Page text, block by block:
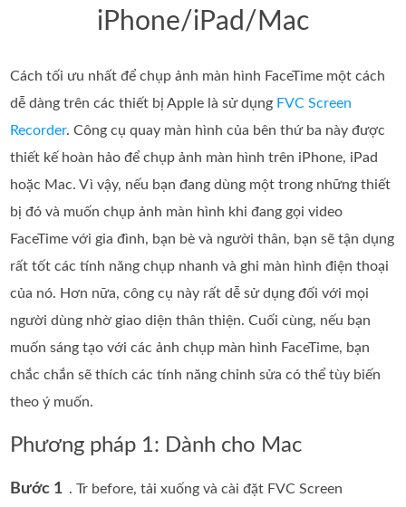
iPhone/iPad/Mac
Cách tối ưu nhất để chụp ảnh màn hình FaceTime một cách
dễ dàng trên các thiết bị Apple là sử dụng FVC Screen
Recorder. Công cụ quay màn hình của bên thứ ba này được
thiết kế hoàn hảo để chụp ảnh màn hình trên iPhone, iPad
hoặc Mac. Vì vậy, nếu bạn đang dùng một trong những thiết
bị đó và muốn chụp ảnh màn hình khi đang gọi video
FaceTime với gia đình, bạn bè và người thân, bạn sẽ tận dụng
rất tốt các tính năng chụp nhanh và ghi màn hình điện thoại
của nó. Hơn nữa, công cụ này rất dễ sử dụng đối với mọi
người dùng nhờ giao diện thân thiện. Cuối cùng, nếu bạn
muốn sáng tạo với các ảnh chụp màn hình FaceTime, bạn
chắc chắn sẽ thích các tính năng chỉnh sửa có thể tùy biến
theo ý muốn.
Phương pháp 1: Dành cho Mac
Bước 1 . Tr before, tải xuống và cài đặt FVC Screen